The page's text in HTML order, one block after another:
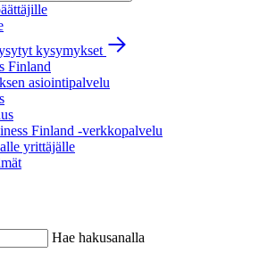
kysymykset
Finland
asiointipalvelu
Finland -verkkopalvelu
yrittäjälle
Hae hakusanalla